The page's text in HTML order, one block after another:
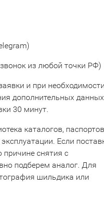
из любой точки РФ)
и при
дополнительных
30 минут.
каталогов, паспортов
Если
снятия с
подберем аналог. Для
шильдика или